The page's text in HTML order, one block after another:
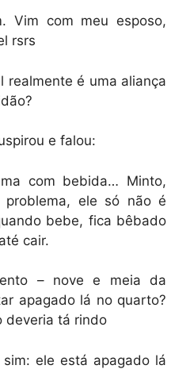
Vim com meu esposo,
rsrs
realmente é uma aliança
e falou:
com bebida… Minto,
ele só não é
bebe, fica bêbado
cair.
– nove e meia da
apagado lá no quarto?
deveria tá rindo
ele está apagado lá